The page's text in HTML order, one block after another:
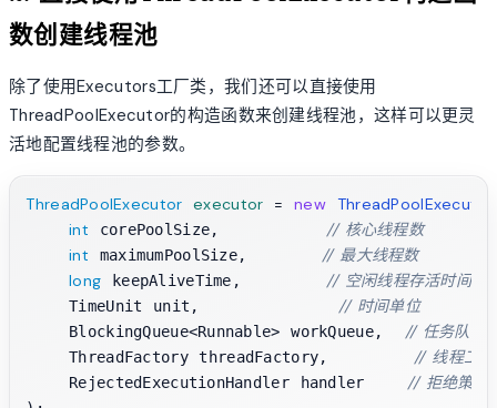
数创建线程池
除了使用Executors工厂类，我们还可以直接使用
ThreadPoolExecutor的构造函数来创建线程池，这样可以更灵
活地配置线程池的参数。
ThreadPoolExecutor executor = new ThreadPoolExecutor
int corePoolSize, // 核心线程数
int maximumPoolSize, // 最大线程数
long keepAliveTime, // 空闲线程存活时间
    TimeUnit unit,
// 时间单位
    BlockingQueue<Runnable> workQueue,
// 任务队列
    ThreadFactory threadFactory,
// 线程工厂
    RejectedExecutionHandler handler
// 拒绝策略